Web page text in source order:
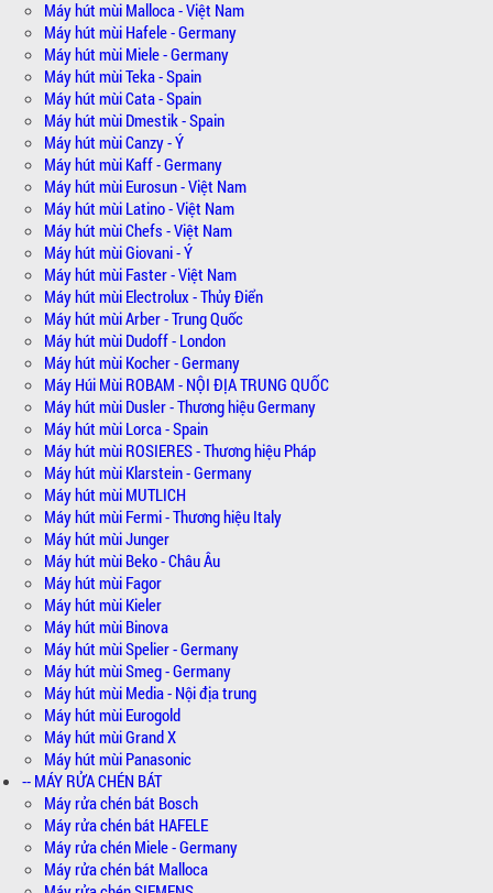
Máy hút mùi Malloca - Việt Nam
Máy hút mùi Hafele - Germany
Máy hút mùi Miele - Germany
Máy hút mùi Teka - Spain
Máy hút mùi Cata - Spain
Máy hút mùi Dmestik - Spain
Máy hút mùi Canzy - Ý
Máy hút mùi Kaff - Germany
Máy hút mùi Eurosun - Việt Nam
Máy hút mùi Latino - Việt Nam
Máy hút mùi Chefs - Việt Nam
Máy hút mùi Giovani - Ý
Máy hút mùi Faster - Việt Nam
Máy hút mùi Electrolux - Thủy Điển
Máy hút mùi Arber - Trung Quốc
Máy hút mùi Dudoff - London
Máy hút mùi Kocher - Germany
Máy Húi Mùi ROBAM - NỘI ĐỊA TRUNG QUỐC
Máy hút mùi Dusler - Thương hiệu Germany
Máy hút mùi Lorca - Spain
Máy hút mùi ROSIERES - Thương hiệu Pháp
Máy hút mùi Klarstein - Germany
Máy hút mùi MUTLICH
Máy hút mùi Fermi - Thương hiệu Italy
Máy hút mùi Junger
Máy hút mùi Beko - Châu Âu
Máy hút mùi Fagor
Máy hút mùi Kieler
Máy hút mùi Binova
Máy hút mùi Spelier - Germany
Máy hút mùi Smeg - Germany
Máy hút mùi Media - Nội địa trung
Máy hút mùi Eurogold
Máy hút mùi Grand X
Máy hút mùi Panasonic
-- MÁY RỬA CHÉN BÁT
Máy rửa chén bát Bosch
Máy rửa chén bát HAFELE
Máy rửa chén Miele - Germany
Máy rửa chén bát Malloca